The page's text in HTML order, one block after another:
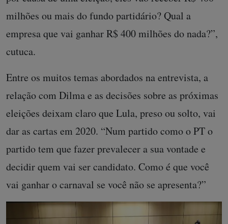
milhões ou mais do fundo partidário? Qual a
empresa que vai ganhar R$ 400 milhões do nada?”,
cutuca.
Entre os muitos temas abordados na entrevista, a
relação com Dilma e as decisões sobre as próximas
eleições deixam claro que Lula, preso ou solto, vai
dar as cartas em 2020. “Num partido como o PT o
partido tem que fazer prevalecer a sua vontade e
decidir quem vai ser candidato. Como é que você
vai ganhar o carnaval se você não se apresenta?”